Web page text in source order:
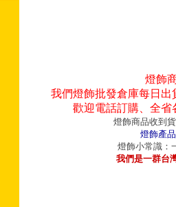
燈飾
我們燈飾批發倉庫每日
歡迎電話訂購、全
燈飾商品收到
燈飾產
燈飾小常識：
我們是一群台